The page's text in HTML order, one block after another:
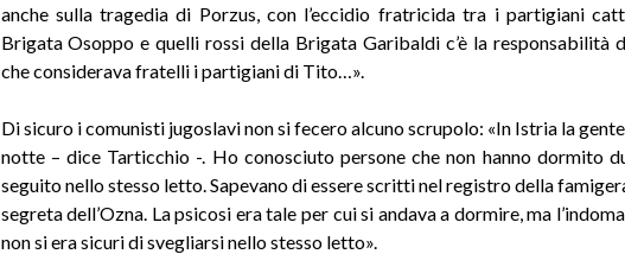
anche sulla tragedia di Porzus, con l’eccidio fratricida tra i partigiani
Brigata Osoppo e quelli rossi della Brigata Garibaldi c’è la responsabilità
che considerava fratelli i partigiani di Tito…».
Di sicuro i comunisti jugoslavi non si fecero alcuno scrupolo: «In Istria la
notte – dice Tarticchio -. Ho conosciuto persone che non hanno dormito
seguito nello stesso letto. Sapevano di essere scritti nel registro della
segreta dell’Ozna. La psicosi era tale per cui si andava a dormire, ma
non si era sicuri di svegliarsi nello stesso letto».